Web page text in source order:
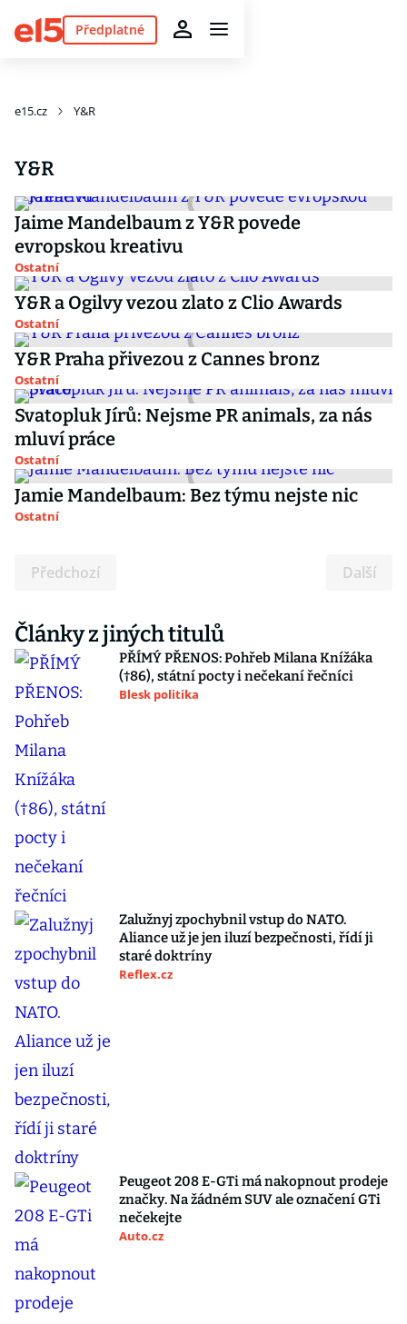
Předplatné
e15.cz Y&R
Y&R
Jaime Mandelbaum z Y&R povede
evropskou kreativu
Ostatní
Y&R a Ogilvy vezou zlato z Clio Awards
Ostatní
Y&R Praha přivezou z Cannes bronz
Ostatní
Svatopluk Jírů: Nejsme PR animals, za nás
mluví práce
Ostatní
Jamie Mandelbaum: Bez týmu nejste nic
Ostatní
Předchozí Další
Články z jiných titulů
PŘÍMÝ PŘENOS: Pohřeb Milana Knížáka
(†86), státní pocty i nečekaní řečníci
Blesk politika
Zalužnyj zpochybnil vstup do NATO.
Aliance už je jen iluzí bezpečnosti, řídí ji
staré doktríny
Reflex.cz
Peugeot 208 E-GTi má nakopnout prodeje
značky. Na žádném SUV ale označení GTi
nečekejte
Auto.cz